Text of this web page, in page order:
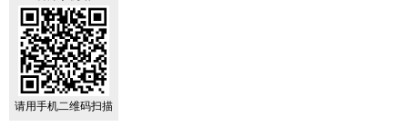
请用手机二维码扫描